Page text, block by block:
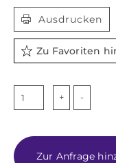
Ausdrucken
Zu Favoriten
FLORES
Zur Anfrage